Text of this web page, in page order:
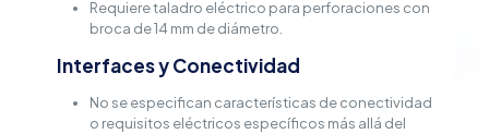
Requiere taladro eléctrico para perforaciones con
broca de 14 mm de diámetro.
Interfaces y Conectividad
No se especifican características de conectividad
o requisitos eléctricos específicos más allá del